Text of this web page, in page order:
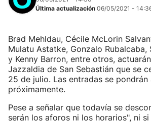
Última actualización 06/05/2021 -
Brad Mehldau, Cécile McLorin
Mulatu Astatke, Gonzalo Rubalcaba,
y Kenny Barron, entre otros,
Jazzaldia de San Sebastián que se
25 de julio. Las entradas se pondrán
próximamente.
Pese a señalar que todavía se
serán los aforos ni los horarios", ni si